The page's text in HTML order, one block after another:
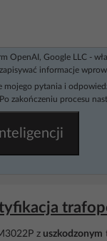
OpenAI, Google LLC -
informacje
mojego pytania i
zakończeniu procesu
z uszkodzonym